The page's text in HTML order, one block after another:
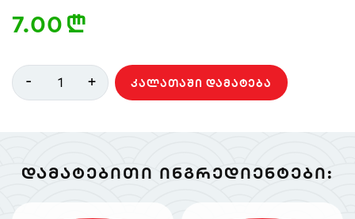
7.00 n
- 1 + ᲙᲐᲚᲐᲗᲐᲨᲘ ᲓᲐᲛᲐᲢᲔᲑᲐ
ᲓᲐᲛᲐᲢᲔᲑᲘᲗᲘ ᲘᲜᲒᲠᲔᲓᲘᲔᲜᲢᲔᲑᲘ: